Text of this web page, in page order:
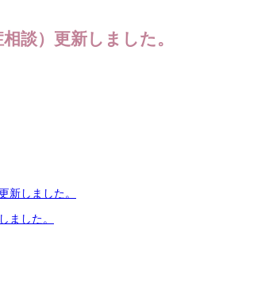
談）更新しました。
しました。
ました。